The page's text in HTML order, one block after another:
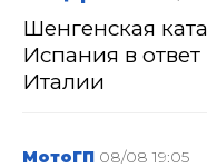
Шенгенская
Испания в
Италии
МотоГП 08/08 19:05